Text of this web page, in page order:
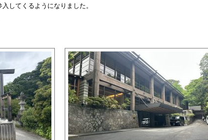
してくるようになりました。